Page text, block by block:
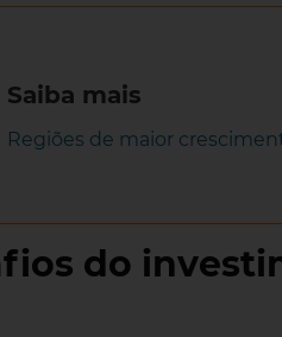
Saiba mais
Regiões de maior
do